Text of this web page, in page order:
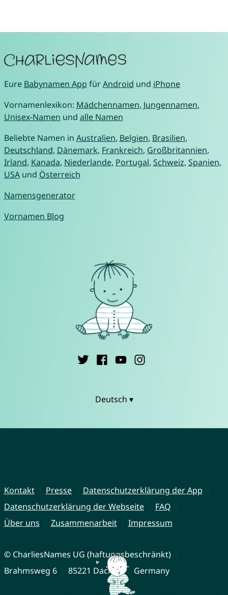
Eure Babynamen App fürAndroid und iPhone
Vornamenlexikon: Mädchennamen, Jungennamen,
Unisex-Namen und alle Namen
Beliebte Namen in Australien, Belgien, Brasilien,
Deutschland, Dänemark, Frankreich, Großbritannien,
Irland, Kanada, Niederlande, Portugal, Schweiz, Spanien,
USAund Österreich
Namensgenerator
Vornamen Blog
Deutsch ▾
Kontakt Presse
Datenschutzerklärung der App
Datenschutzerklärung der Webseite
FAQ
Über uns
Zusammenarbeit Impressum
© CharliesNames UG (haftungsbeschränkt)
Brahmsweg 6
85221 Dachau Germany